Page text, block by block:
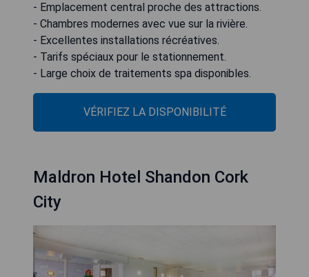
- Emplacement central proche des attractions.
- Chambres modernes avec vue sur la rivière.
- Excellentes installations récréatives.
- Tarifs spéciaux pour le stationnement.
- Large choix de traitements spa disponibles.
VÉRIFIEZ LA DISPONIBILITÉ
Maldron Hotel Shandon Cork
City